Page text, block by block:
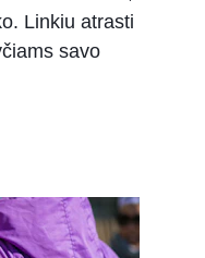
Linkiu atrasti
savo